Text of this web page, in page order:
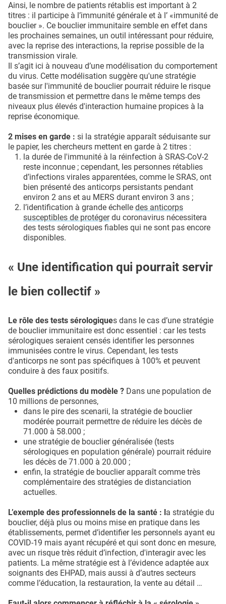
Ainsi, le nombre de patients rétablis est important à 2
titres : il participe à l’immunité générale et à l’ «immunité de
bouclier ». Ce bouclier immunitaire semble en effet dans
les prochaines semaines, un outil intéressant pour réduire,
avec la reprise des interactions, la reprise possible de la
transmission virale.
Il s’agit ici à nouveau d’une modélisation du comportement
du virus. Cette modélisation suggère qu'une stratégie
basée sur l'immunité de bouclier pourrait réduire le risque
de transmission et permettre dans le même temps des
niveaux plus élevés d'interaction humaine propices à la
reprise économique.
2 mises en garde : si la stratégie apparaît séduisante sur
le papier, les chercheurs mettent en garde à 2 titres :
la durée de l'immunité à la réinfection à SRAS-CoV-2
reste inconnue ; cependant, les personnes rétablies
d’infections virales apparentées, comme le SRAS, ont
bien présenté des anticorps persistants pendant
environ 2 ans et au MERS durant environ 3 ans ;
l’identification à grande échelle des anticorps
susceptibles de protégerdu coronavirus nécessitera
des tests sérologiques fiables qui ne sont pas encore
disponibles.
« Une identification qui pourrait servir
le bien collectif »
Le rôle des tests sérologiques dans le cas d’une stratégie
de bouclier immunitaire est donc essentiel : car les tests
sérologiques seraient censés identifier les personnes
immunisées contre le virus. Cependant, les tests
d'anticorps ne sont pas spécifiques à 100% et peuvent
conduire à des faux positifs.
Quelles prédictions du modèle ? Dans une population de
10 millions de personnes,
dans le pire des scenarii, la stratégie de bouclier
modérée pourrait permettre de réduire les décès de
71.000 à 58.000 ;
une stratégie de bouclier généralisée (tests
sérologiques en population générale) pourrait réduire
les décès de 71.000 à 20.000 ;
enfin, la stratégie de bouclier apparaît comme très
complémentaire des stratégies de distanciation
actuelles.
L’exemple des professionnels de la santé : l a stratégie du
bouclier, déjà plus ou moins mise en pratique dans les
établissements, permet d’identifier les personnels ayant eu
COVID-19 mais ayant récupéré et qui sont donc en mesure,
avec un risque très réduit d’infection, d'interagir avec les
patients. La même stratégie est à l’évidence adaptée aux
soignants des EHPAD, mais aussi à d’autres secteurs
comme l’éducation, la restauration, la vente au détail …